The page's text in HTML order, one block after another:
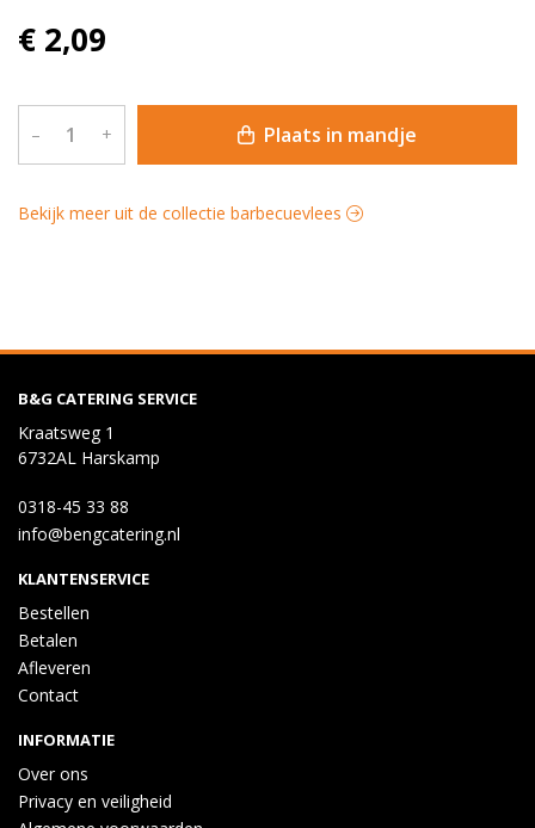
€ 2,09
– + Plaats in mandje
Bekijk meer uit de collectie barbecuevlees
B&G CATERING SERVICE
Kraatsweg 1
6732AL Harskamp
0318-45 33 88
info@bengcatering.nl
KLANTENSERVICE
Bestellen
Betalen
Afleveren
Contact
INFORMATIE
Over ons
Privacy en veiligheid